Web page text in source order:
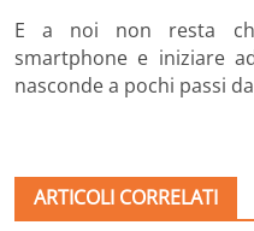
E a noi non resta
smartphone e iniziare
nasconde a pochi passi
ARTICOLI CORRELATI